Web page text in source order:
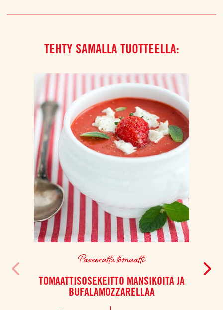
TEHTY SAMALLA TUOTTEELLA:
Paseerattu tomaatti
TOMAATTISOSEKEITTO MANSIKOITA JA
BUFALAMOZZARELLAA